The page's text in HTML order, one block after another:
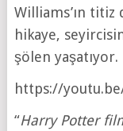
Williams’ın titiz
hikaye,
şölen yaşatıyor.
https://
“Harry Potter